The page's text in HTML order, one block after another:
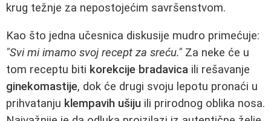
krug težnje za nepostojećim savršenstvom.
Kao što jedna učesnica diskusije mudro primećuje:
"Svi mi imamo svoj recept za sreću." Za neke će u
tom receptu biti korekcije bradavica ili rešavanje
ginekomastije, dok će drugi svoju lepotu pronaći u
prihvatanju klempavih ušiju ili prirodnog oblika nosa.